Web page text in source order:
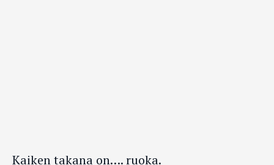
Kaiken takana on…. ruoka.